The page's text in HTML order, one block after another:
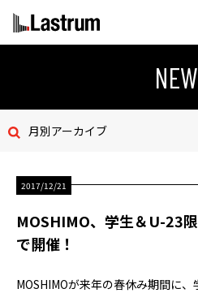
LABEL
お問い合わせ
デモテープ
プライバシーポリシー
月別アーカイブ
2017/12/21
MOSHIMO、学生＆U-23
で開催！
MOSHIMOが来年の春休み期間に